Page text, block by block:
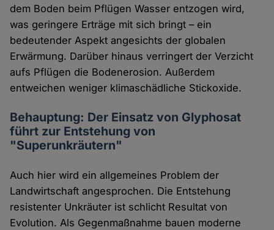
dem Boden beim Pflügen Wasser entzogen wird,
was geringere Erträge mit sich bringt – ein
bedeutender Aspekt angesichts der globalen
Erwärmung. Darüber hinaus verringert der Verzicht
aufs Pflügen die Bodenerosion. Außerdem
entweichen weniger klimaschädliche Stickoxide.
Behauptung: Der Einsatz von Glyphosat
führt zur Entstehung von
"Superunkräutern"
Auch hier wird ein allgemeines Problem der
Landwirtschaft angesprochen. Die Entstehung
resistenter Unkräuter ist schlicht Resultat von
Evolution. Als Gegenmaßnahme bauen moderne